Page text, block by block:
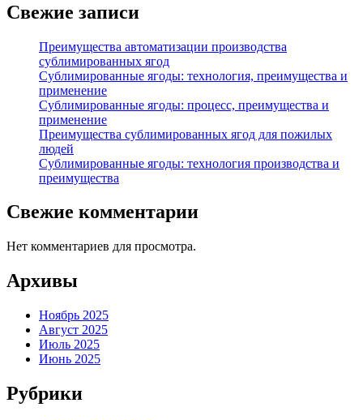
Свежие записи
Преимущества автоматизации производства
сублимированных ягод
Сублимированные ягоды: технология, преимущества и
применение
Сублимированные ягоды: процесс, преимущества и
применение
Преимущества сублимированных ягод для пожилых
людей
Сублимированные ягоды: технология производства и
преимущества
Свежие комментарии
Нет комментариев для просмотра.
Архивы
Ноябрь 2025
Август 2025
Июль 2025
Июнь 2025
Рубрики